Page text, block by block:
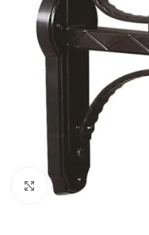
Büyütmek için